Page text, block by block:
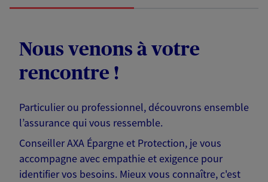
Nous venons à votre
rencontre !
Particulier ou professionnel, découvrons ensemble
l’assurance qui vous ressemble.
Conseiller AXA Épargne et Protection, je vous
accompagne avec empathie et exigence pour
identifier vos besoins. Mieux vous connaître, c'est